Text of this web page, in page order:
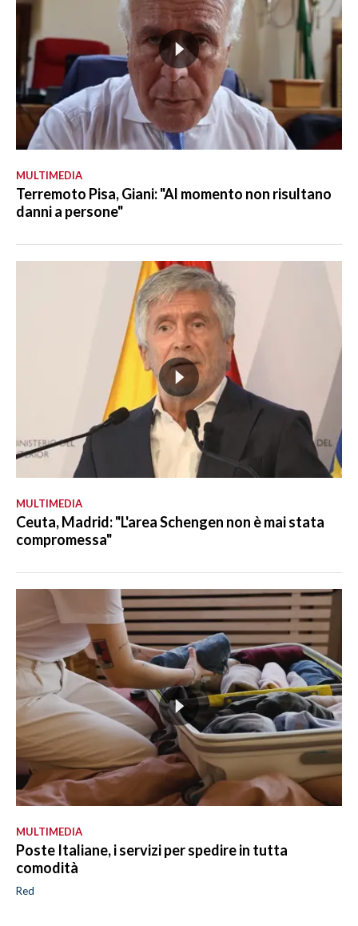
MULTIMEDIA
Terremoto Pisa, Giani: "Al momento non risultano
danni a persone"
MULTIMEDIA
Ceuta, Madrid: "L'area Schengen non è mai stata
compromessa"
MULTIMEDIA
Poste Italiane, i servizi per spedire in tutta
comodità
Red